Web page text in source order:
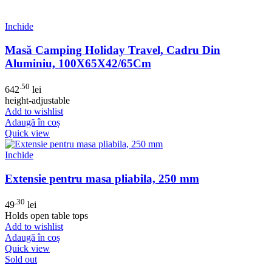
Inchide
Masă Camping Holiday Travel, Cadru Din
Aluminiu, 100X65X42/65Cm
642 .50 lei
height-adjustable
Add to wishlist
Adaugă în coș
Quick view
Inchide
Extensie pentru masa pliabila, 250 mm
49 .30 lei
Holds open table tops
Add to wishlist
Adaugă în coș
Quick view
Sold out